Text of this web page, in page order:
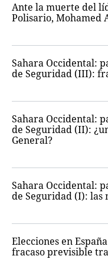
MAGAZINE
CRIMEN Y
MOTOR
TRAVELLERS
EXPERTOS
GASTRONOMÍA
LA
LO ÚLTIMO
Ante la muerte del
Polisario, Mohamed
Sahara Occidental:
de Seguridad (III):
Sahara Occidental:
de Seguridad (II):
General?
Sahara Occidental:
de Seguridad (I): las
Elecciones en
fracaso previsible